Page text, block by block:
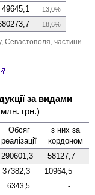
49645,1 13,0%
18,6%
Севастополя, частини
за видами
грн.)
Обсяг
реалізації
з них за
кордоном
290601,3
58127,7
37382,3 10964,5
6343,5
-